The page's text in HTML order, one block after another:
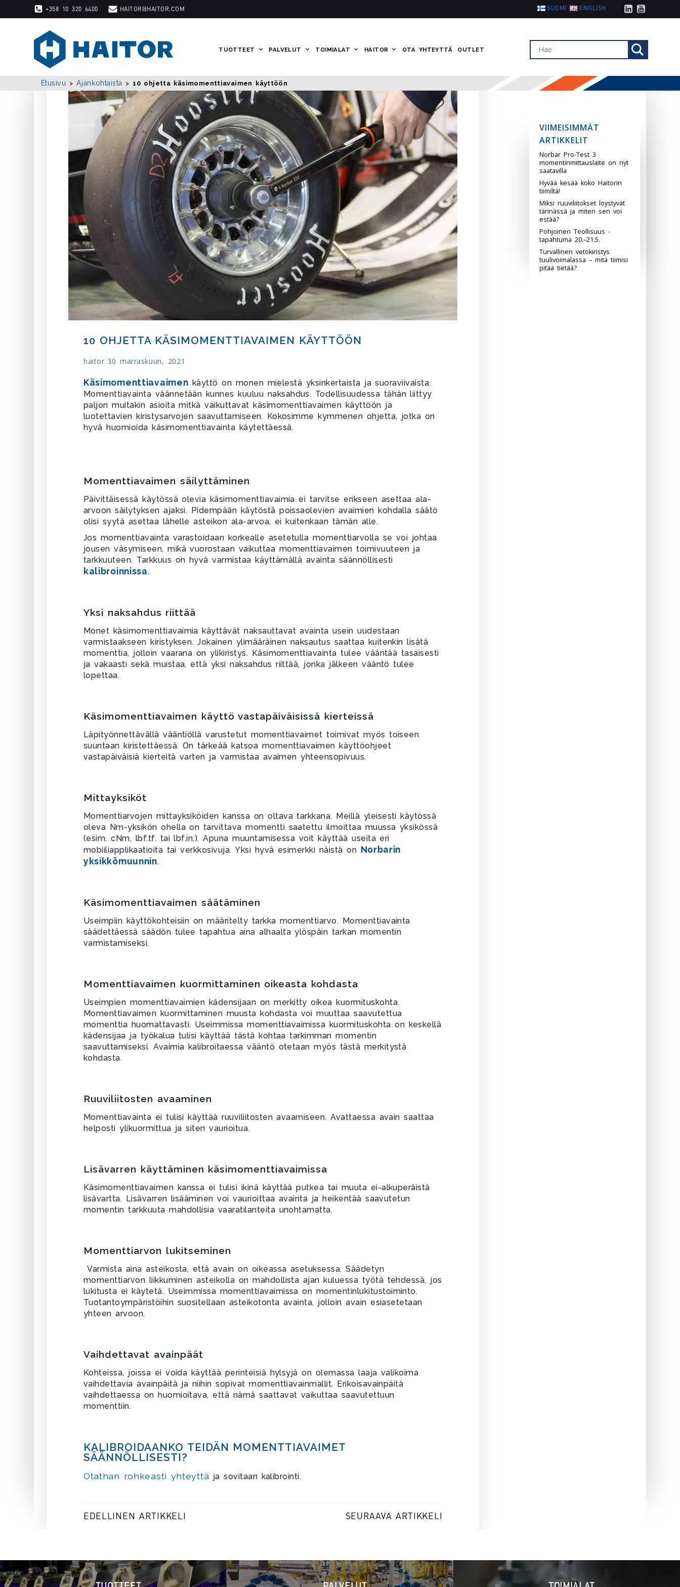
+358 10 320 6400 HAITOR@HAITOR.COM SUOMI ENGLISH
TUOTTEET PALVELUT TOIMIALAT HAITOR OTA YHTEYTTÄ OUTLET
Etusivu > Ajankohtaista > 10 ohjetta käsimomenttiavaimen käyttöön
10 OHJETTA KÄSIMOMENTTIAVAIMEN KÄYTTÖÖN
haitor 30 marraskuun, 2021
Käsimomenttiavaimen käyttö on monen mielestä yksinkertaista ja suoraviivaista.
Momenttiavainta väännetään kunnes kuuluu naksahdus. Todellisuudessa tähän liittyy
paljon muitakin asioita mitkä vaikuttavat käsimomenttiavaimen käyttöön ja
luotettavien kiristysarvojen saavuttamiseen. Kokosimme kymmenen ohjetta, jotka on
hyvä huomioida käsimomenttiavainta käytettäessä.
Momenttiavaimen säilyttäminen
Päivittäisessä käytössä olevia käsimomenttiavaimia ei tarvitse erikseen asettaa ala-
arvoon säilytyksen ajaksi. Pidempään käytöstä poissaolevien avaimien kohdalla säätö
olisi syytä asettaa lähelle asteikon ala-arvoa, ei kuitenkaan tämän alle.
Jos momenttiavainta varastoidaan korkealle asetetulla momenttiarvolla se voi johtaa
jousen väsymiseen, mikä vuorostaan vaikuttaa momenttiavaimen toimivuuteen ja
tarkkuuteen. Tarkkuus on hyvä varmistaa käyttämällä avainta säännöllisesti
kalibroinnissa.
Yksi naksahdus riittää
Monet käsimomenttiavaimia käyttävät naksauttavat avainta usein uudestaan
varmistaakseen kiristyksen. Jokainen ylimääräinen naksautus saattaa kuitenkin lisätä
momenttia, jolloin vaarana on ylikiristys. Käsimomenttiavainta tulee vääntää tasaisesti
ja vakaasti sekä muistaa, että yksi naksahdus riittää, jonka jälkeen vääntö tulee
lopettaa.
Käsimomenttiavaimen käyttö vastapäiväisissä kierteissä
Läpityönnettävällä vääntiöllä varustetut momenttiavaimet toimivat myös toiseen
suuntaan kiristettäessä. On tärkeää katsoa momenttiavaimen käyttöohjeet
vastapäiväisiä kierteitä varten ja varmistaa avaimen yhteensopivuus.
Mittayksiköt
Momenttiarvojen mittayksiköiden kanssa on oltava tarkkana. Meillä yleisesti käytössä
oleva Nm-yksikön ohella on tarvittava momentti saatettu ilmoittaa muussa yksikössä
(esim. cNm, lbf.tf. tai lbf.in.). Apuna muuntamisessa voit käyttää useita eri
mobiiliapplikaatioita tai verkkosivuja. Yksi hyvä esimerkki näistä on Norbarin
yksikkömuunnin.
Käsimomenttiavaimen säätäminen
Useimpiin käyttökohteisiin on määritelty tarkka momenttiarvo. Momenttiavainta
säädettäessä säädön tulee tapahtua aina alhaalta ylöspäin tarkan momentin
varmistamiseksi.
Momenttiavaimen kuormittaminen oikeasta kohdasta
Useimpien momenttiavaimien kädensijaan on merkitty oikea kuormituskohta.
Momenttiavaimen kuormittaminen muusta kohdasta voi muuttaa saavutettua
momenttia huomattavasti. Useimmissa momenttiavaimissa kuormituskohta on keskellä
kädensijaa ja työkalua tulisi käyttää tästä kohtaa tarkimman momentin
saavuttamiseksi. Avaimia kalibroitaessa vääntö otetaan myös tästä merkitystä
kohdasta.
Ruuviliitosten avaaminen
Momenttiavainta ei tulisi käyttää ruuviliitosten avaamiseen. Avattaessa avain saattaa
helposti ylikuormittua ja siten vaurioitua.
Lisävarren käyttäminen käsimomenttiavaimissa
Käsimomenttiavaimen kanssa ei tulisi ikinä käyttää putkea tai muuta ei-alkuperäistä
lisävartta. Lisävarren lisääminen voi vaurioittaa avainta ja heikentää saavutetun
momentin tarkkuuta mahdollisia vaaratilanteita unohtamatta.
Momenttiarvon lukitseminen
Varmista aina asteikosta, että avain on oikeassa asetuksessa. Säädetyn
momenttiarvon liikkuminen asteikolla on mahdollista ajan kuluessa työtä tehdessä, jos
lukitusta ei käytetä. Useimmissa momenttiavaimissa on momentinlukitustoiminto.
Tuotantoympäristöihin suositellaan asteikotonta avainta, jolloin avain esiasetetaan
yhteen arvoon.
Vaihdettavat avainpäät
Kohteissa, joissa ei voida käyttää perinteisiä hylsyjä on olemassa laaja valikoima
vaihdettavia avainpäitä ja niihin sopivat momenttiavainmallit. Erikoisavainpäitä
vaihdettaessa on huomioitava, että nämä saattavat vaikuttaa saavutettuun
momenttiin.
KALIBROIDAANKO TEIDÄN MOMENTTIAVAIMET
SÄÄNNÖLLISESTI?
Otathan rohkeasti yhteyttä ja sovitaan kalibrointi.
POST
EDELLINEN ARTIKKELI SEURAAVA ARTIKKELI
VIIMEISIMMÄT
ARTIKKELIT
Norbar Pro-Test 3
momentinmittauslaite on nyt
saatavilla
Hyvää kesää koko Haitorin
tiimiltä!
Miksi ruuviliitokset löystyvät
tärinässä ja miten sen voi
estää?
Pohjoinen Teollisuus -
tapahtuma 20.–21.5.
Turvallinen vetokiristys
tuulivoimalassa – mitä tiimisi
pitää tietää?